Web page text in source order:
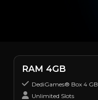
RAM 4GB
DediGames® Box 4 GB
Unlimited Slots